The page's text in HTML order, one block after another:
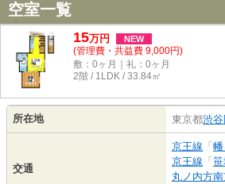
空室一覧
15万円 NEW
(管理費・共益費 9,000円)
敷：0ヶ月｜礼：0ヶ月
2階 / 1LDK / 33.84㎡
所在地 東京都渋
交通
京王線 「
京王線 「
丸ノ内方